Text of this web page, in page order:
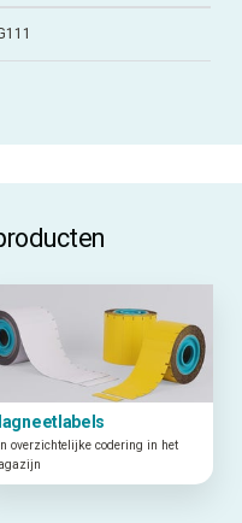
overzichtelijke codering in het